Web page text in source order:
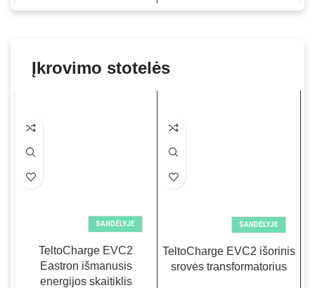
Įkrovimo stotelės
SANDĖLYJE
TeltoCharge EVC2
Eastron išmanusis
energijos skaitiklis
SANDĖLYJE
TeltoCharge EVC2 išorinis
srovės transformatorius